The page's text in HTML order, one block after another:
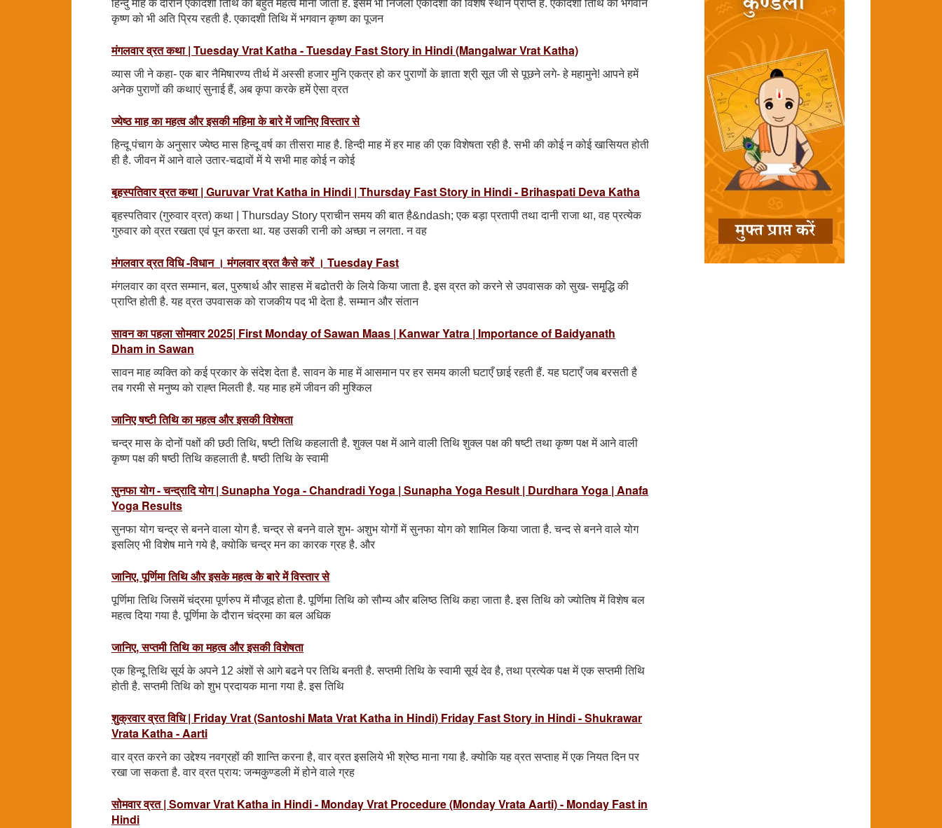
हिन्दु माह के दौरान एकादशी तिथि का बहुत महत्व माना जाता है. इसमें भी निर्जला एकादशी को विशेष स्थान प्राप्त है. एकादशी तिथि को भगवान
कृष्ण को भी अति प्रिय रहती है. एकादशी तिथि में भगवान कृष्ण का पूजन
मंगलवार व्रत कथा | Tuesday Vrat Katha - Tuesday Fast Story in Hindi (Mangalwar Vrat Katha)
व्यास जी ने कहा- एक बार नैमिषारण्य तीर्थ में अस्सी हजार मुनि एकत्र हो कर पुराणों के ज्ञाता श्री सूत जी से पूछने लगे- हे महामुने! आपने हमें
अनेक पुराणों की कथाएं सुनाई हैं, अब कृपा करके हमें ऐसा व्रत
ज्येष्ठ माह का महत्व और इसकी महिमा के बारे में जानिए विस्तार से
हिन्दू पंचाग के अनुसार ज्येष्ठ मास हिन्दू वर्ष का तीसरा माह है. हिन्दी माह में हर माह की एक विशेषता रही है. सभी की कोई न कोई खासियत होती
ही है. जीवन में आने वाले उतार-चढा़वों में ये सभी माह कोई न कोई
बृहस्पतिवार व्रत कथा | Guruvar Vrat Katha in Hindi | Thursday Fast Story in Hindi - Brihaspati Deva Katha
बृहस्पतिवार (गुरुवार व्रत) कथा | Thursday Story प्राचीन समय की बात है&ndash; एक बड़ा प्रतापी तथा दानी राजा था, वह प्रत्येक
गुरुवार को व्रत रखता एवं पून करता था. यह उसकी रानी को अच्छा न लगता. न वह
मंगलवार व्रत विधि -विधान । मंगलवार व्रत कैसे करें । Tuesday Fast
मंगलवार का व्रत सम्मान, बल, पुरुषार्थ और साहस में बढोतरी के लिये किया जाता है. इस व्रत को करने से उपवासक को सुख- समृ्द्धि की
प्राप्ति होती है. यह व्रत उपवासक को राजकीय पद भी देता है. सम्मान और संतान
सावन का पहला सोमवार 2025| First Monday of Sawan Maas | Kanwar Yatra | Importance of Baidyanath
Dham in Sawan
सावन माह व्यक्ति को कई प्रकार के संदेश देता है. सावन के माह में आसमान पर हर समय काली घटाएँ छाई रहती हैं. यह घटाएँ जब बरसती है
तब गरमी से मनुष्य को राह्त मिलती है. यह माह हमें जीवन की मुश्किल
जानिए षष्टी तिथि का महत्व और इसकी विशेषता
चन्द्र मास के दोनों पक्षों की छठी तिथि, षष्टी तिथि कहलाती है. शुक्ल पक्ष में आने वाली तिथि शुक्ल पक्ष की षष्टी तथा कृष्ण पक्ष में आने वाली
कृष्ण पक्ष की षष्ठी तिथि कहलाती है. षष्ठी तिथि के स्वामी
सुनफा योग - चन्द्रादि योग | Sunapha Yoga - Chandradi Yoga | Sunapha Yoga Result | Durdhara Yoga | Anafa
Yoga Results
सुनफा योग चन्द्र से बनने वाला योग है. चन्द्र से बनने वाले शुभ- अशुभ योगों में सुनफा योग को शामिल किया जाता है. चन्द से बनने वाले योग
इसलिए भी विशेष माने गये है, क्योकि चन्द्र मन का कारक ग्रह है. और
जानिए, पूर्णिमा तिथि और इसके महत्व के बारे में विस्तार से
पूर्णिमा तिथि जिसमें चंद्रमा पूर्णरुप में मौजूद होता है. पूर्णिमा तिथि को सौम्य और बलिष्ठ तिथि कहा जाता है. इस तिथि को ज्योतिष में विशेष बल
महत्व दिया गया है. पूर्णिमा के दौरान चंद्रमा का बल अधिक
जानिए, सप्तमी तिथि का महत्व और इसकी विशेषता
एक हिन्दू तिथि सूर्य के अपने 12 अंशों से आगे बढने पर तिथि बनती है. सप्तमी तिथि के स्वामी सूर्य देव है, तथा प्रत्येक पक्ष में एक सप्तमी तिथि
होती है. सप्तमी तिथि को शुभ प्रदायक माना गया है. इस तिथि
शुक्रवार व्रत विधि | Friday Vrat (Santoshi Mata Vrat Katha in Hindi) Friday Fast Story in Hindi - Shukrawar
Vrata Katha - Aarti
वार व्रत करने का उद्देश्य नवग्रहों की शान्ति करना है, वार व्रत इसलिये भी श्रेष्ठ माना गया है. क्योकि यह व्रत सप्ताह में एक नियत दिन पर
रखा जा सकता है. वार व्रत प्राय: जन्मकुण्डली में होने वाले ग्रह
सोमवार व्रत | Somvar Vrat Katha in Hindi - Monday Vrat Procedure (Monday Vrata Aarti) - Monday Fast in
Hindi